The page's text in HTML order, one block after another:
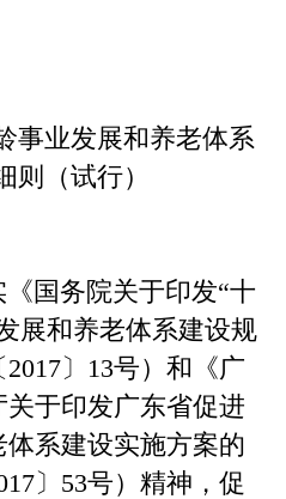
事业发展和养老体系
则（试行）
国务院关于印发“十
展和养老体系建设规
〕13号）和《广
于印发广东省促进
系建设实施方案的
〕53号）精神，促